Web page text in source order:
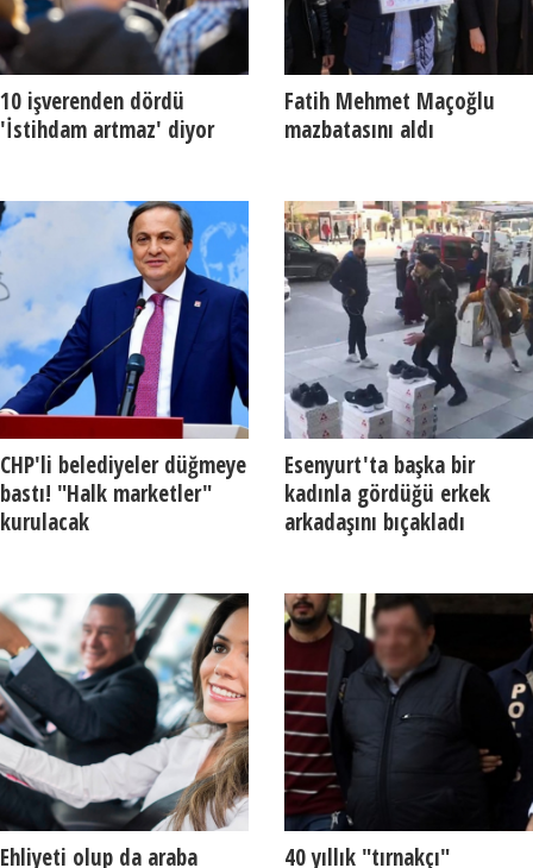
10 işverenden dördü
'İstihdam artmaz' diyor
Fatih Mehmet Maçoğlu
mazbatasını aldı
CHP'li belediyeler düğmeye
bastı! "Halk marketler"
kurulacak
Esenyurt'ta başka bir
kadınla gördüğü erkek
arkadaşını bıçakladı
Ehliyeti olup da araba 40 yıllık "tırnakçı"